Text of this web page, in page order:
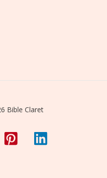
Bible Claret